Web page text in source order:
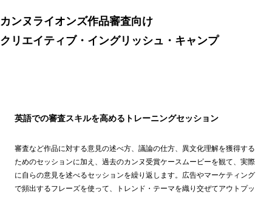
カンヌライオンズ作品審査向け
クリエイティブ・イングリッシュ・キャンプ
英語での審査スキルを高めるトレーニングセッション
審査など作品に対する意見の述べ方、議論の仕方、異文化理解を獲得する
ためのセッションに加え、過去のカンヌ受賞ケースムービーを観て、実際
に自らの意見を述べるセッションを繰り返します。広告やマーケティング
で頻出するフレーズを使って、トレンド・テーマを織り交ぜてアウトプッ